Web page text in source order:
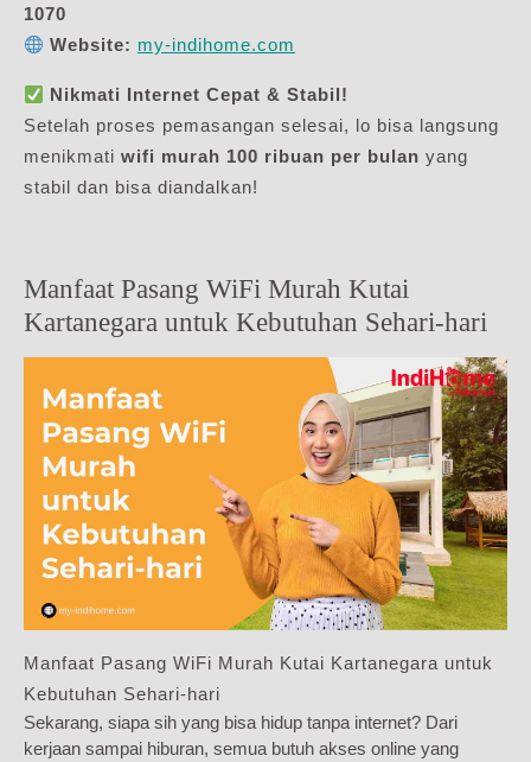
1070
Website: my-indihome.com
Nikmati Internet Cepat & Stabil!
Setelah proses pemasangan selesai, lo bisa langsung
menikmati wifi murah 100 ribuan per bulan yang
stabil dan bisa diandalkan!
Manfaat Pasang WiFi Murah Kutai
Kartanegara untuk Kebutuhan Sehari-hari
Manfaat Pasang WiFi Murah Kutai Kartanegara untuk
Kebutuhan Sehari-hari
Sekarang, siapa sih yang bisa hidup tanpa internet? Dari
kerjaan sampai hiburan, semua butuh akses online yang